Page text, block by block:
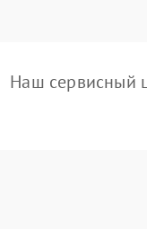
Наш сервисный